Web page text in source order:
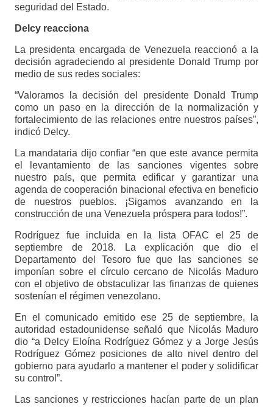
seguridad del Estado.
Delcy reacciona
La presidenta encargada de Venezuela reaccionó a la
decisión agradeciendo al presidente Donald Trump por
medio de sus redes sociales:
“Valoramos la decisión del presidente Donald Trump
como un paso en la dirección de la normalización y
fortalecimiento de las relaciones entre nuestros países”,
indicó Delcy.
La mandataria dijo confiar “en que este avance permita
el levantamiento de las sanciones vigentes sobre
nuestro país, que permita edificar y garantizar una
agenda de cooperación binacional efectiva en beneficio
de nuestros pueblos. ¡Sigamos avanzando en la
construcción de una Venezuela próspera para todos!”.
Rodríguez fue incluida en la lista OFAC el 25 de
septiembre de 2018. La explicación que dio el
Departamento del Tesoro fue que las sanciones se
imponían sobre el círculo cercano de Nicolás Maduro
con el objetivo de obstaculizar las finanzas de quienes
sostenían el régimen venezolano.
En el comunicado emitido ese 25 de septiembre, la
autoridad estadounidense señaló que Nicolás Maduro
dio “a Delcy Eloína Rodríguez Gómez y a Jorge Jesús
Rodríguez Gómez posiciones de alto nivel dentro del
gobierno para ayudarlo a mantener el poder y solidificar
su control”.
Las sanciones y restricciones hacían parte de un plan